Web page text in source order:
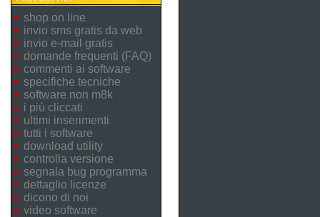
shop on line
invio sms gratis da web
invio e-mail gratis
domande frequenti (FAQ)
commenti ai software
specifiche tecniche
software non m8k
i più cliccati
ultimi inserimenti
tutti i software
download utility
controlla versione
segnala bug programma
dettaglio licenze
dicono di noi
video software